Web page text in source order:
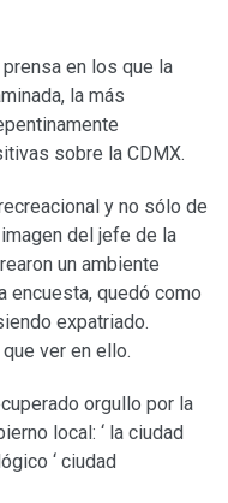
en los que la
la más
sobre la CDMX.
y no sólo de
del jefe de la
un ambiente
encuesta, quedó como
expatriado.
ver en ello.
orgullo por la
local: ‘ la ciudad
‘ ciudad